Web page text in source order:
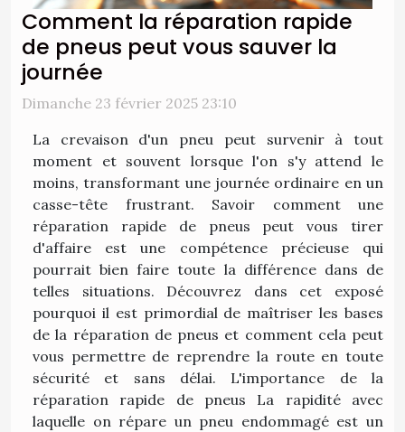
Comment la réparation rapide
de pneus peut vous sauver la
journée
Dimanche 23 février 2025 23:10
La crevaison d'un pneu peut survenir à tout
moment et souvent lorsque l'on s'y attend le
moins, transformant une journée ordinaire en un
casse-tête frustrant. Savoir comment une
réparation rapide de pneus peut vous tirer
d'affaire est une compétence précieuse qui
pourrait bien faire toute la différence dans de
telles situations. Découvrez dans cet exposé
pourquoi il est primordial de maîtriser les bases
de la réparation de pneus et comment cela peut
vous permettre de reprendre la route en toute
sécurité et sans délai. L'importance de la
réparation rapide de pneus La rapidité avec
laquelle on répare un pneu endommagé est un